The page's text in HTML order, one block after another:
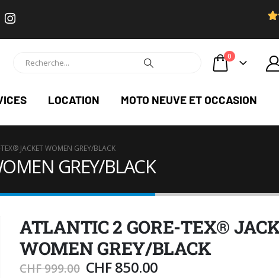
0
LOCATION MOTO NEUVE ET OCCASION
JACKET WOMEN GREY/BLACK
GREY/BLACK
ATLANTIC 2 GORE-TEX®
WOMEN GREY/BLACK
CHF999.00 CHF850.00